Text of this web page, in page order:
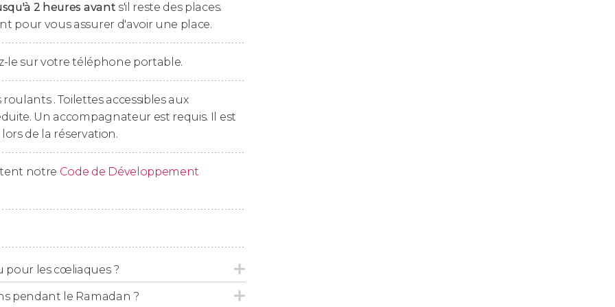
plus traditionnels
types d'aliments, vous devrez l'indiquer au
menus spéciaux.
soit accessible en voiture
près possible de votre hébergement.
2 heures avant s'il reste des places.
pour vous assurer d'avoir une place.
le sur votre téléphone portable.
. Toilettes accessibles aux
Un accompagnateur est requis. Il est
de la réservation.
notre Code de Développement
pour les cœliaques ?
pendant le Ramadan ?